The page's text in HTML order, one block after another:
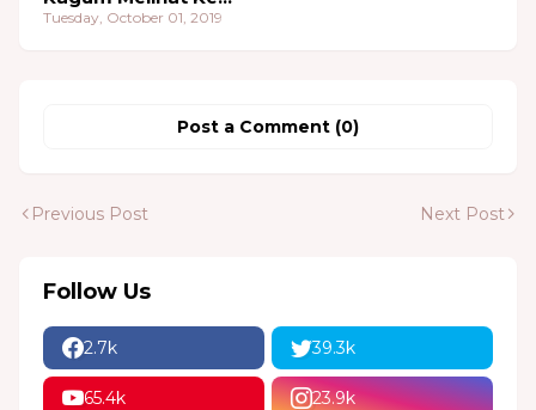
Aceh-an Ditempat Itu
Tuesday, October 01, 2019
Post a Comment (0)
Previous Post Next Post
Follow Us
2.7k 39.3k
65.4k 23.9k